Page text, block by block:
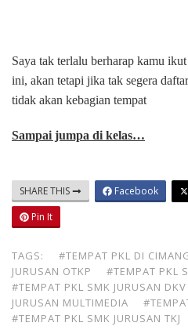
Saya tak terlalu berharap kamu
ini, akan tetapi jika tak segera
tidak akan kebagian tempat
Sampai jumpa di kelas…
SHARE THIS Facebook
Pin It
TAGS: #TEMPAT PKL DI
JURUSAN OTKP
#TEMPAT PKL
#TEMPAT PKL SMK JURUSAN DKV
JURUSAN MULTIMEDIA
#TEMPAT PKL SMK JURUSAN TKJ